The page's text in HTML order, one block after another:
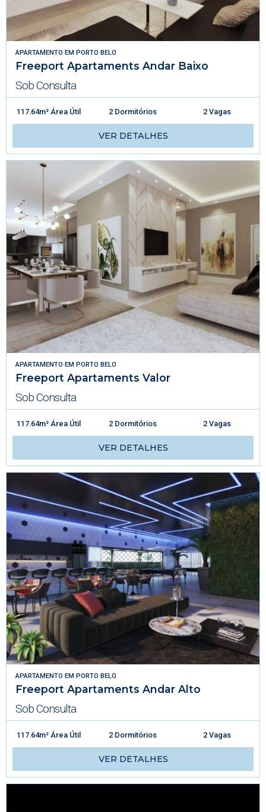
APARTAMENTO EM PORTO BELO
Freeport Apartaments Andar Baixo
Sob Consulta
117.64m² Área Útil 2 Dormitórios 2 Vagas
VER DETALHES
APARTAMENTO EM PORTO BELO
Freeport Apartaments Valor
Sob Consulta
117.64m² Área Útil 2 Dormitórios 2 Vagas
VER DETALHES
APARTAMENTO EM PORTO BELO
Freeport Apartaments Andar Alto
Sob Consulta
117.64m² Área Útil 2 Dormitórios 2 Vagas
VER DETALHES